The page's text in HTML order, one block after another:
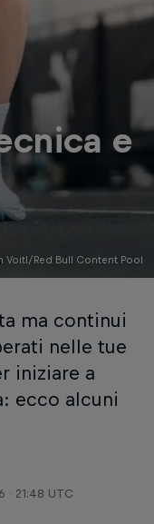
Voitl/Red Bull Content Pool
e
ma continui
nelle tue
iniziare a
ecco alcuni
· 21:48 UTC